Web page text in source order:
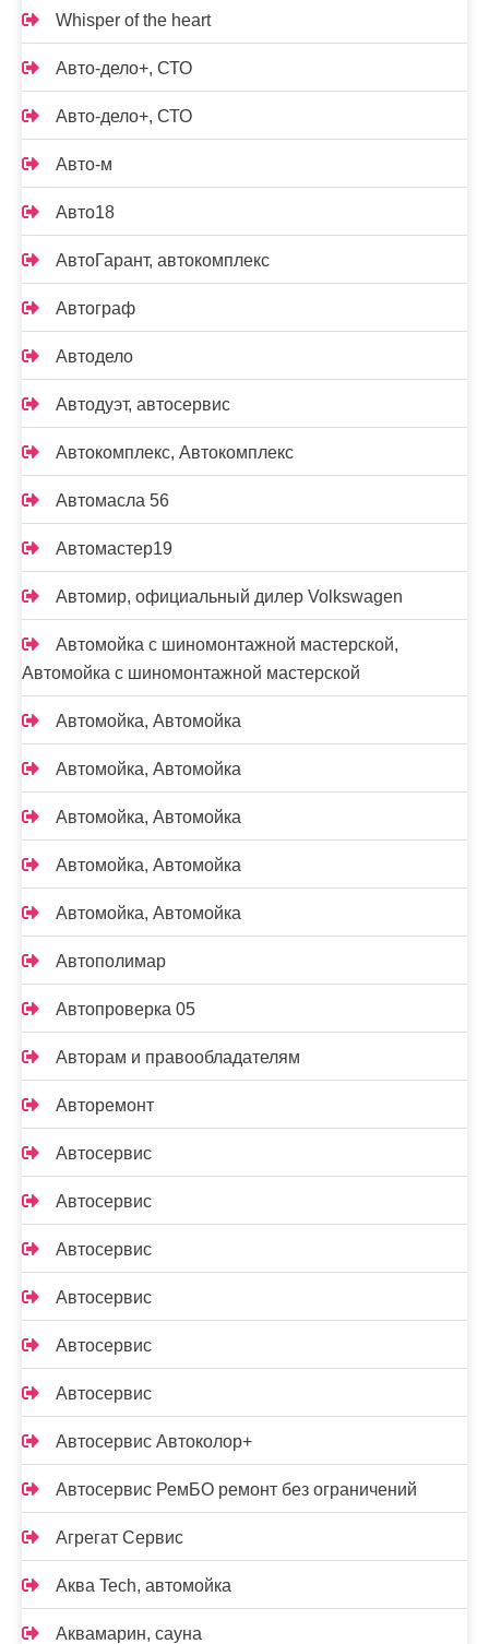
Whisper of the heart
Авто-дело+, СТО
Авто-дело+, СТО
Авто-м
Авто18
АвтоГарант, автокомплекс
Автограф
Автодело
Автодуэт, автосервис
Автокомплекс, Автокомплекс
Автомасла 56
Автомастер19
Автомир, официальный дилер Volkswagen
Автомойка с шиномонтажной мастерской,
Автомойка с шиномонтажной мастерской
Автомойка, Автомойка
Автомойка, Автомойка
Автомойка, Автомойка
Автомойка, Автомойка
Автомойка, Автомойка
Автополимар
Автопроверка 05
Авторам и правообладателям
Авторемонт
Автосервис
Автосервис
Автосервис
Автосервис
Автосервис
Автосервис
Автосервис Автоколор+
Автосервис РемБО ремонт без ограничений
Агрегат Сервис
Аква Tech, автомойка
Аквамарин, сауна